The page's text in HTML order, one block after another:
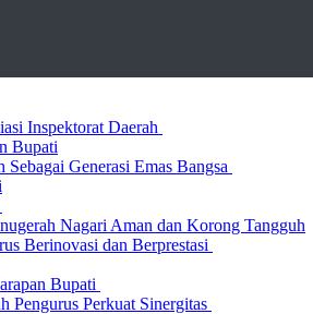
Inspektorat Daerah
Bupati
Generasi Emas Bangsa
Nagari Aman dan Korong Tangguh
Berinovasi dan Berprestasi
Bupati
Perkuat Sinergitas